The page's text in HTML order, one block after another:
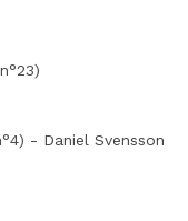
- Daniel Svensson